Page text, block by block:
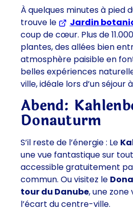
À quelques minutes à pied
trouve le
Jardin
coup de cœur. Plus de
plantes, des allées bien
atmosphère paisible en
belles expériences
ville, idéale lors d’un séjour
Abend:
Donauturm
S’il reste de l’énergie : Le
une vue fantastique sur
accessible gratuitement
commun. Ou visitez le
tour du Danube, une
l’écart du centre-ville.